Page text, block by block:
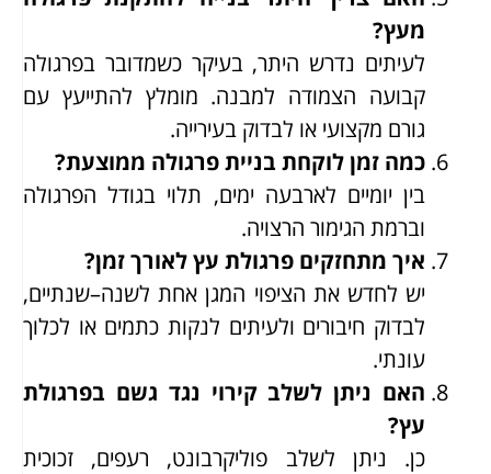
מעץ?
לעיתים נדרש היתר, בעיקר כשמדובר בפרגולה
קבועה הצמודה למבנה. מומלץ להתייעץ עם
גורם מקצועי או לבדוק בעירייה.
כמה זמן לוקחת בניית פרגולה ממוצעת?
בין יומיים לארבעה ימים, תלוי בגודל הפרגולה
וברמת הגימור הרצויה.
איך מתחזקים פרגולת עץ לאורך זמן?
יש לחדש את הציפוי המגן אחת לשנה–שנתיים,
לבדוק חיבורים ולעיתים לנקות כתמים או לכלוך
עונתי.
האם ניתן לשלב קירוי נגד גשם בפרגולת
עץ?
כן. ניתן לשלב פוליקרבונט, רעפים, זכוכית